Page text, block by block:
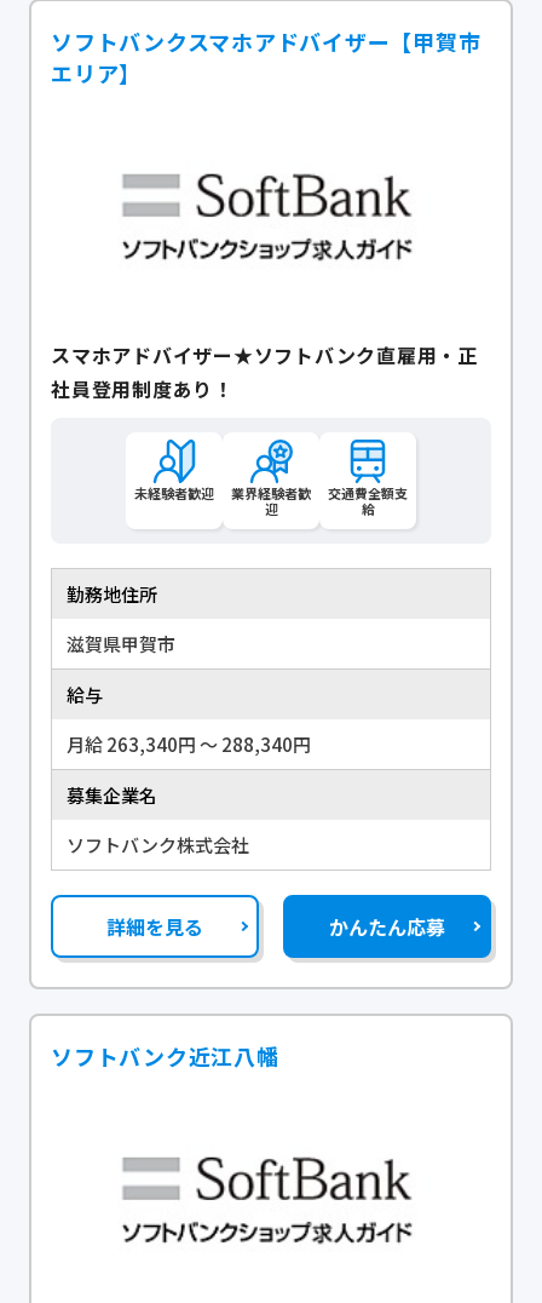
ソフトバンクスマホアドバイザー【甲賀市
エリア】
スマホアドバイザー★ソフトバンク直雇用・正
社員登用制度あり！
未経験者歓迎
業界経験者歓
迎
交通費全額支
給
勤務地住所
滋賀県甲賀市
給与
月給 263,340円 〜 288,340円
募集企業名
ソフトバンク株式会社
詳細を見る かんたん応募
ソフトバンク近江八幡